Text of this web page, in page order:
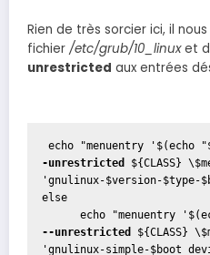
Rien de très sorcier ici, il
fichier /etc/grub/10_linuxet
unrestricted aux entrées
echo "menuentry
-unrestricted
${CLASS}
'gnulinux-$version-$type-
else
--unrestricted
${CLASS}
'gnulinux-simple-